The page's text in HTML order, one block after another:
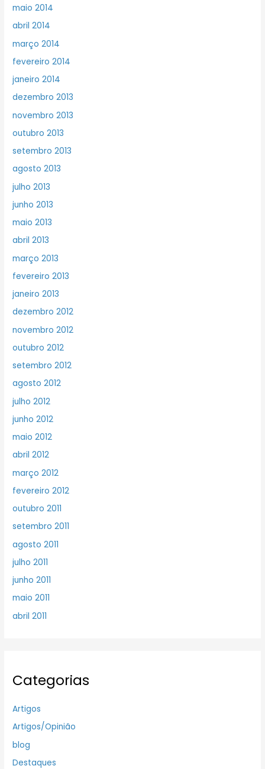
maio 2014
abril 2014
março 2014
fevereiro 2014
janeiro 2014
dezembro 2013
novembro 2013
outubro 2013
setembro 2013
agosto 2013
julho 2013
junho 2013
maio 2013
abril 2013
março 2013
fevereiro 2013
janeiro 2013
dezembro 2012
novembro 2012
outubro 2012
setembro 2012
agosto 2012
julho 2012
junho 2012
maio 2012
abril 2012
março 2012
fevereiro 2012
outubro 2011
setembro 2011
agosto 2011
julho 2011
junho 2011
maio 2011
abril 2011
Categorias
Artigos
Artigos/Opinião
blog
Destaques